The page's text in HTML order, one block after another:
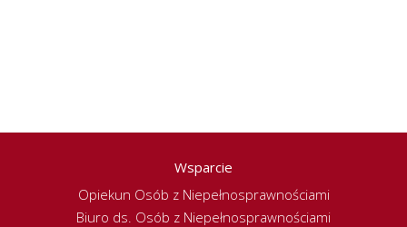
Wsparcie
Opiekun Osób z Niepełnosprawnościami
Biuro ds. Osób z Niepełnosprawnościami